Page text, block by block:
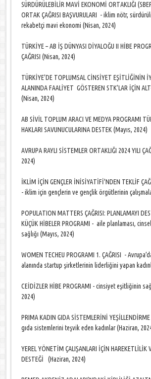
SÜRDÜRÜLEBİLİR MAVİ EKONOMİ ORTAKLIĞI
ORTAK ÇAĞRISI BAŞVURULARI - iklim nötr,
rekabetçi mavi ekonomi (Nisan, 2024)
TÜRKİYE – AB İŞ DÜNYASI DİYALOĞU II HİBE
ÇAĞRISI (Nisan, 2024)
TÜRKİYE’DE TOPLUMSAL CİNSİYET EŞİTLİĞİNİN
ALANINDA FAALİYET GÖSTEREN STK’LAR İÇİN
(Nisan, 2024)
AB SİVİL TOPLUM ARACI VE MEDYA PROGRAMI
HAKLARI SAVUNUCULARINA DESTEK (Mayıs, 2024)
AVRUPA RAYLI SİSTEMLER ORTAKLIĞI 2024 YILI
2024)
İKLİM İÇİN GENÇLER İNİSİYATİFİ'NDEN TEKLİF
- iklim için gençlerin ve gençlik örgütlerinin
POPULATION MATTERS ÇAĞRISI: PLANLAMAYI
KÜÇÜK HİBELER PROGRAMI - aile planlaması,
sağlığı (Mayıs, 2024)
WOMEN TECHEU PROGRAMI 1. ÇAĞRISI -
alanında startup şirketlerinin liderliğini yapan
CEİDİZLER HİBE PROGRAMI - cinsiyet eşitliğinin
2024)
PRIMA KADIN GIDA SİSTEMLERİNİ
gıda sistemlerini teşvik eden kadınlar (Haziran,
YEREL YÖNETİM ÇALIŞANLARI İÇİN HAREKETLİLİK
DESTEĞİ (Haziran, 2024)